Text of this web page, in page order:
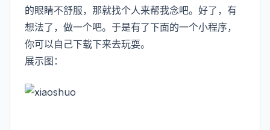
的眼睛不舒服，那就找个人来帮我念吧。好了，有
想法了，做一个吧。于是有了下面的一个小程序，
你可以自己下载下来去玩耍。
展示图：